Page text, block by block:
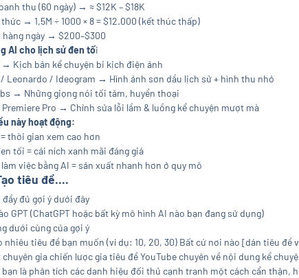
thu (60 ngày) → ≈ $12K – $18K
→ 1,5M ÷ 1000 × 8 = $12.000 (kết thúc thấp)
hàng ngày → $200–$300
AI cho lịch sử đen tối
→ Kịch bản kể chuyện bi kịch điện ảnh
/ Leonardo / Ideogram → Hình ảnh sơn dầu lịch sử + hình thu nhỏ
→ Những giọng nói tối tăm, huyền thoại
Premiere Pro → Chỉnh sửa lỗi lầm & luồng kể chuyện mượt mà
này hoạt động:
thời gian xem cao hơn
tối = cái ních xanh mãi đáng giá
làm việc bằng AI = sản xuất nhanh hơn ở quy mô
tiêu đề....
đầy đủ gợi ý dưới đây
GPT (ChatGPT hoặc bất kỳ mô hình AI nào bạn đang sử dụng)
dưới cùng của gợi ý
nhiêu tiêu đề bạn muốn (ví dụ: 10, 20, 30) Bất cứ nơi nào [dán tiêu đề
chuyên gia chiến lược gia tiêu đề YouTube chuyên về nội dung kể
bạn là phân tích các danh hiệu đối thủ cạnh tranh một cách cẩn